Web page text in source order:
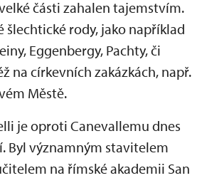
části zahalen tajemstvím.
šlechtické rody, jako například
Eggenbergy, Pachty, či
na církevních zakázkách, např.
Městě.
je oproti Canevallemu dnes
Byl významným stavitelem
na římské akademii San